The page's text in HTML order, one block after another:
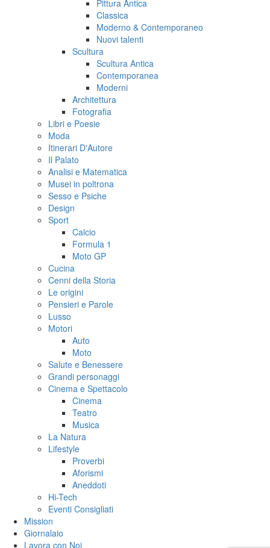
Pittura Antica
Classica
Moderno & Contemporaneo
Nuovi talenti
Scultura
Scultura Antica
Contemporanea
Moderni
Architettura
Fotografia
Libri e Poesie
Moda
Itinerari D'Autore
Il Palato
Analisi e Matematica
Musei in poltrona
Sesso e Psiche
Design
Sport
Calcio
Formula 1
Moto GP
Cucina
Cenni della Storia
Le origini
Pensieri e Parole
Lusso
Motori
Auto
Moto
Salute e Benessere
Grandi personaggi
Cinema e Spettacolo
Cinema
Teatro
Musica
La Natura
Lifestyle
Proverbi
Aforismi
Aneddoti
Hi-Tech
Eventi Consigliati
Mission
Giornalaio
Lavora con Noi